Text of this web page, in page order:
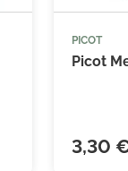

PICOT
Picot
3,30